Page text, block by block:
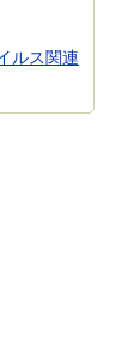
ルス関連